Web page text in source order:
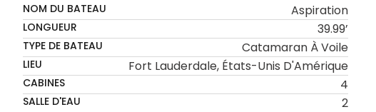
NOM DU BATEAU Aspiration
LONGUEUR 39.99’
TYPE DE BATEAU Catamaran À Voile
LIEU Fort Lauderdale, États-Unis D'Amérique
CABINES 4
SALLE D'EAU 2